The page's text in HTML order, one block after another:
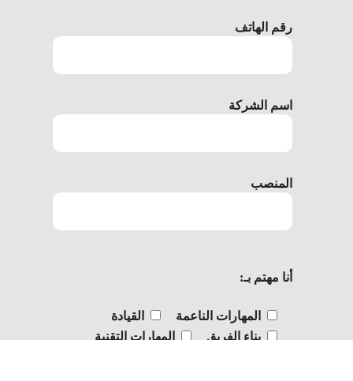
رقم الهاتف
اسم الشركة
المنصب
أنا مهتم بـ:
المهارات الناعمة
القيادة
بناء الفريق
المهارات التقنية